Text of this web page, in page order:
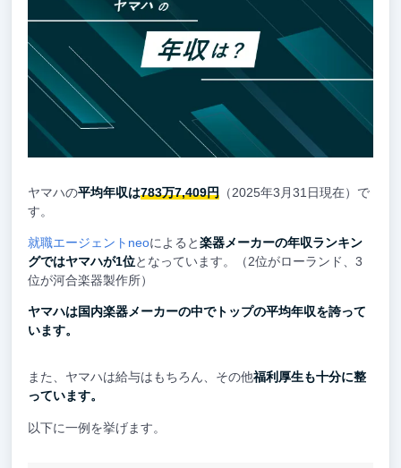
ヤマハの平均年収は783万7,409円（2025年3月31日現在）で
す。
就職エージェントneoによると楽器メーカーの年収ランキン
グではヤマハが1位となっています。（2位がローランド、3
位が河合楽器製作所）
ヤマハは国内楽器メーカーの中でトップの平均年収を誇って
います。
また、ヤマハは給与はもちろん、その他福利厚生も十分に整
っています。
以下に一例を挙げます。